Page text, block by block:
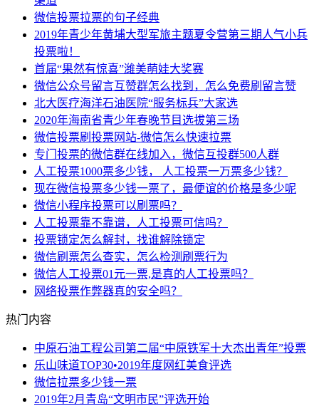
微信投票拉票的句子经典
2019年青少年黄埔大型军旅主题夏令营第三期人气小兵
投票啦！
首届“果然有惊喜”潍美萌娃大奖赛
微信公众号留言互赞群怎么找到，怎么免费刷留言赞
北大医疗海洋石油医院“服务标兵”大家选
2020年海南省青少年春晚节目选拔第三场
微信投票刷投票网站-微信怎么快速拉票
专门投票的微信群在线加入，微信互投群500人群
人工投票1000票多少钱， 人工投票一万票多少钱？
现在微信投票多少钱一票了，最便谊的价格是多少呢
微信小程序投票可以刷票吗？
人工投票靠不靠谱，人工投票可信吗？
投票锁定怎么解封，找谁解除锁定
微信刷票怎么查实，怎么检测刷票行为
微信人工投票01元一票,是真的人工投票吗？
网络投票作弊器真的安全吗？
热门内容
中原石油工程公司第二届“中原铁军十大杰出青年”投票
乐山味道TOP30•2019年度网红美食评选
微信拉票多少钱一票
2019年2月青岛“文明市民”评选开始